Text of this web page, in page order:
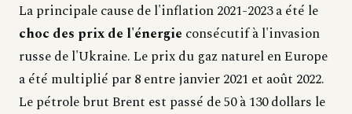
La principale cause de l'inflation 2021-2023 a été le
choc des prix de l'énergie consécutif à l'invasion
russe de l'Ukraine. Le prix du gaz naturel en Europe
a été multiplié par 8 entre janvier 2021 et août 2022.
Le pétrole brut Brent est passé de 50 à 130 dollars le